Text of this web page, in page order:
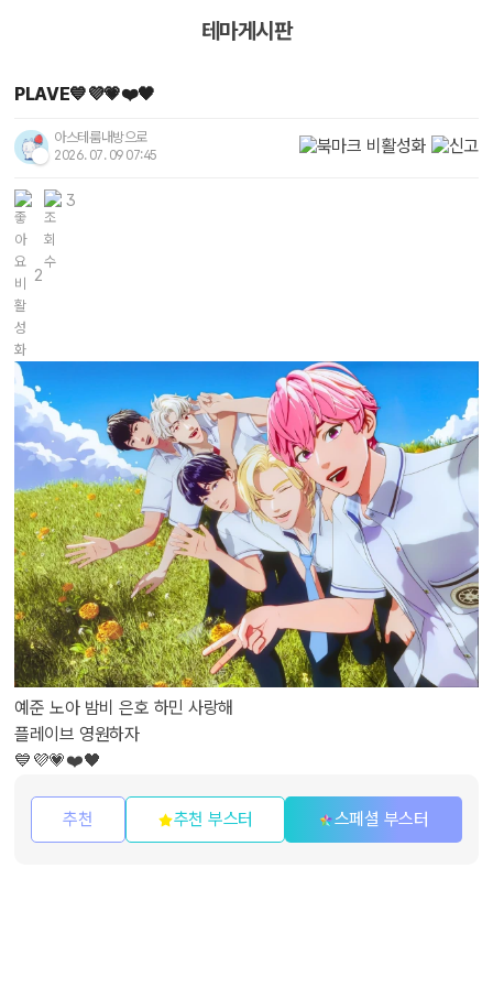
테마게시판
PLAVE💙💜💗❤️🖤
아스테룸내방으로
2026. 07. 09 07:45
2
3
예준 노아 밤비 은호 하민 사랑해
플레이브 영원하자
💙💜💗❤️🖤
추천 추천 부스터 스페셜 부스터